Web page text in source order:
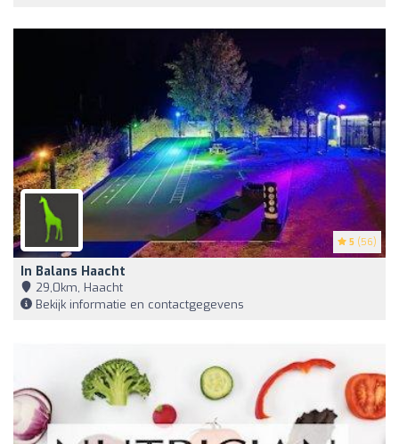
5 (56)
In Balans Haacht
29,0km, Haacht
Bekijk informatie en contactgegevens